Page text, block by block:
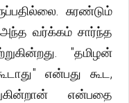
சுரண்டும்
அந்த வர்க்கம் சார்ந்த
"தமிழன்
என்பது கூட,
என்பதை